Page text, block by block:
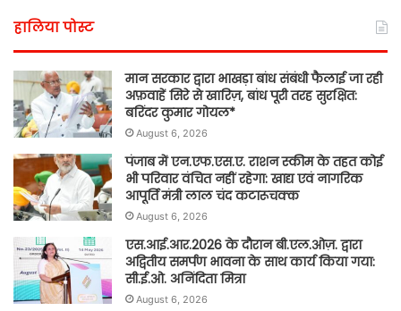
हालिया पोस्ट
मान सरकार द्वारा भाखड़ा बांध संबंधी फैलाई जा रही
अफ़वाहें सिरे से खारिज़, बांध पूरी तरह सुरक्षित:
बरिंदर कुमार गोयल*
August 6, 2026
पंजाब में एन.एफ.एस.ए. राशन स्कीम के तहत कोई
भी परिवार वंचित नहीं रहेगा: खाद्य एवं नागरिक
आपूर्ति मंत्री लाल चंद कटारूचक्क
August 6, 2026
एस.आई.आर.2026 के दौरान बी.एल.ओज़. द्वारा
अद्वितीय समर्पण भावना के साथ कार्य किया गया:
सी.ई.ओ. अनिंदिता मित्रा
August 6, 2026